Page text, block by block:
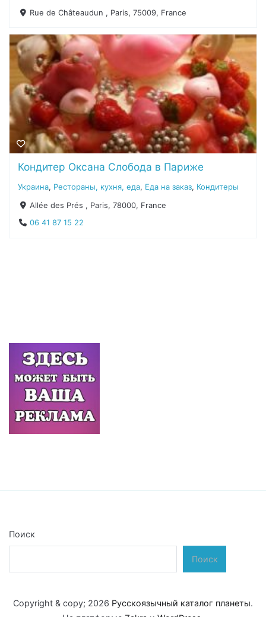
Rue de Châteaudun , Paris, 75009, France
Кондитер Оксана Слобода в Париже
Украина, Рестораны, кухня, еда, Еда на заказ, Кондитеры
Allée des Prés , Paris, 78000, France
06 41 87 15 22
Поиск
Поиск
Copyright & copy; 2026 Русскоязычный каталог планеты.